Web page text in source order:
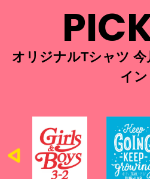
オリジナルTシャツ
イン